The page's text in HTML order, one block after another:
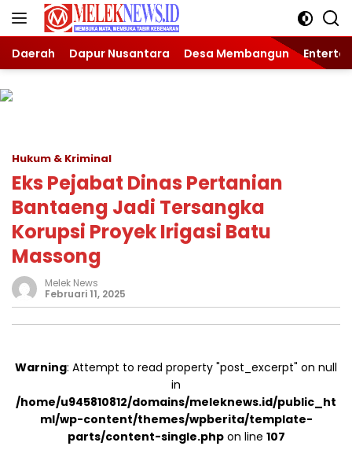
Langsung
Daerah Dapur Nusantara Desa Membangun
Hukum & Kriminal
Eks Pejabat Dinas Pertanian
Bantaeng Jadi Tersangka
Korupsi Proyek Irigasi Batu
Massong
Melek News
Februari 11, 2025
Warning: Attempt to read property "post_excerpt" on null
in
/home/u945810812/domains/meleknews.id/public_ht
ml/wp-content/themes/wpberita/template-
parts/content-single.phpon line 107